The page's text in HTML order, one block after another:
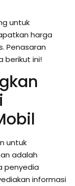
untuk
harga
Penasaran
berikut ini!
untuk
adalah
penyedia
informasi